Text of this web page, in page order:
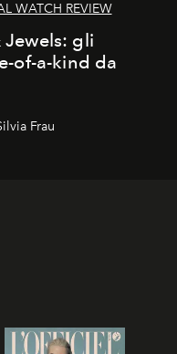
WATCH REVIEW
Jewels: gli
of-a-kind da
Frau